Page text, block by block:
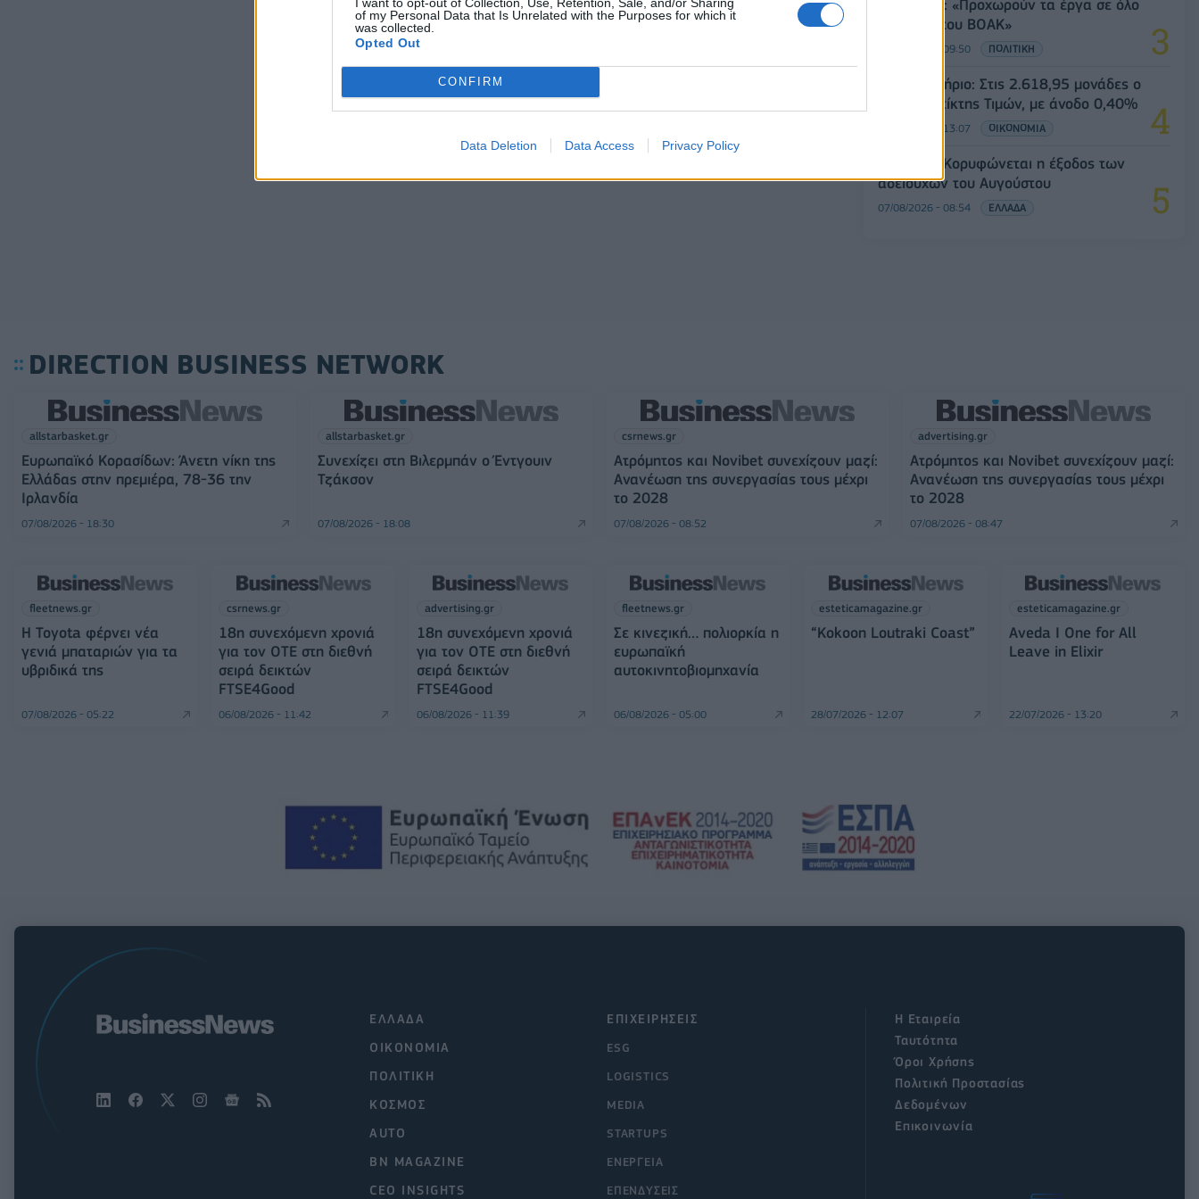
of my Personal Data that Is Unrelated with the Purposes for which it
was collected.
Opted Out
CONFIRM
Data Deletion Data Access Privacy Policy
Χρ. Δήμας: «Προχωρούν τα έργα σε όλο
το μήκος του ΒΟΑΚ»
07/08/2026 - 09:50 ΠΟΛΙΤΙΚΗ
Χρηματιστήριο: Στις 2.618,95 μονάδες ο
Γενικός Δείκτης Τιμών, με άνοδο 0,40%
07/08/2026 - 13:07 ΟΙΚΟΝΟΜΙΑ
Πειραιάς: Κορυφώνεται η έξοδος των
αδειούχων του Αυγούστου
07/08/2026 - 08:54 ΕΛΛΑΔΑ
DIRECTION BUSINESS NETWORK
allstarbasket.gr
Ευρωπαϊκό Κορασίδων: Άνετη νίκη της
Ελλάδας στην πρεμιέρα, 78-36 την
Ιρλανδία
07/08/2026 - 18:30
allstarbasket.gr
Συνεχίζει στη Βιλερμπάν ο Έντγουιν
Τζάκσον
07/08/2026 - 18:08
csrnews.gr
Ατρόμητος και Novibet συνεχίζουν μαζί:
Ανανέωση της συνεργασίας τους μέχρι
το 2028
07/08/2026 - 08:52
advertising.gr
Ατρόμητος και Novibet συνεχίζουν μαζί:
Ανανέωση της συνεργασίας τους μέχρι
το 2028
07/08/2026 - 08:47
fleetnews.gr
Η Toyota φέρνει νέα
γενιά μπαταριών για τα
υβριδικά της
07/08/2026 - 05:22
csrnews.gr
18η συνεχόμενη χρονιά
για τον ΟΤΕ στη διεθνή
σειρά δεικτών
FTSE4Good
06/08/2026 - 11:42
advertising.gr
18η συνεχόμενη χρονιά
για τον ΟΤΕ στη διεθνή
σειρά δεικτών
FTSE4Good
06/08/2026 - 11:39
fleetnews.gr
Σε κινεζική… πολιορκία η
ευρωπαϊκή
αυτοκινητοβιομηχανία
06/08/2026 - 05:00
esteticamagazine.gr
“Kokoon Loutraki Coast”
28/07/2026 - 12:07
esteticamagazine.gr
Aveda I One for All
Leave in Elixir
22/07/2026 - 13:20
ΕΠΙΧΕΙΡΗΣΕΙΣ
ESG
LOGISTICS
MEDIA
STARTUPS
ΕΝΕΡΓΕΙΑ
ΕΠΕΝΔΥΣΕΙΣ
ΕΛΛΑΔΑ
ΟΙΚΟΝΟΜΙΑ
ΠΟΛΙΤΙΚΗ
ΚΟΣΜΟΣ
AUTO
BN MAGAZINE
CEO INSIGHTS
Η Εταιρεία
Ταυτότητα
Όροι Χρήσης
Πολιτική Προστασίας
Δεδομένων
Επικοινωνία